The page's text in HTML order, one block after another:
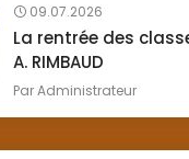
09.07.2026
La rentrée des
A. RIMBAUD
ParAdministrateur